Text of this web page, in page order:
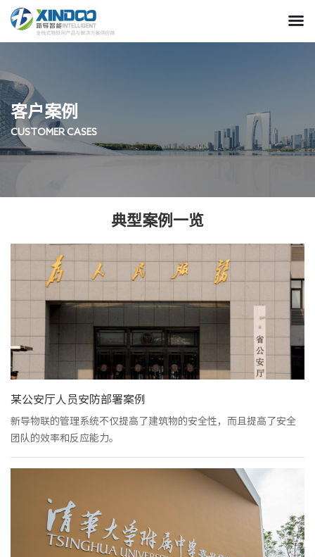
客户案例
CUSTOMER CASES
典型案例一览
某公安厅人员安防部署案例
新导物联的管理系统不仅提高了建筑物的安全性，而且提高了安全
团队的效率和反应能力。